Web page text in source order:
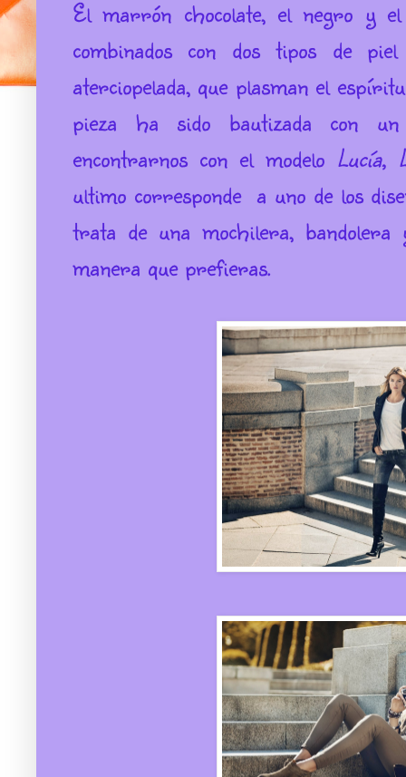
El marrón chocolate, el negro y
combinados con dos tipos de
aterciopelada, que plasman el
pieza ha sido bautizada con
encontrarnos con el modelo Lucía,
ultimo corresponde a uno de los
trata de una mochilera,
manera que prefieras.